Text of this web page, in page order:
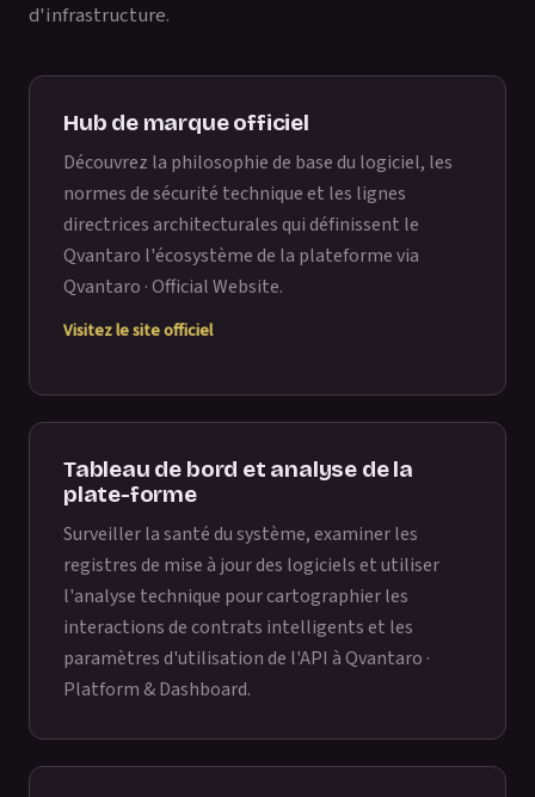
d'infrastructure.
Hub de marque officiel
Découvrez la philosophie de base du logiciel, les
normes de sécurité technique et les lignes
directrices architecturales qui définissent le
Qvantaro l'écosystème de la plateforme via
Qvantaro · Official Website.
Visitez le site officiel
Tableau de bord et analyse de la
plate-forme
Surveiller la santé du système, examiner les
registres de mise à jour des logiciels et utiliser
l'analyse technique pour cartographier les
interactions de contrats intelligents et les
paramètres d'utilisation de l'API àQvantaro ·
Platform & Dashboard.